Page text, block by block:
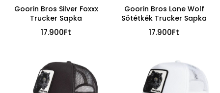
Goorin Bros Silver Foxxx
Trucker Sapka
17.900Ft
Goorin Bros Lone Wolf
Sötétkék Trucker Sapka
17.900Ft